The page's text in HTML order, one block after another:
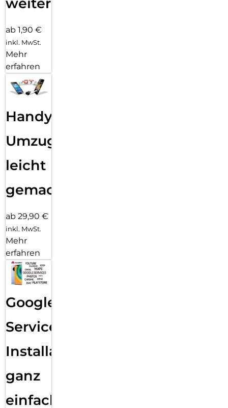
ab 1,90 €
inkl. MwSt.
Mehr
erfahren
Handy
Umzug
leicht
gemacht!
ab 29,90 €
inkl. MwSt.
Mehr
erfahren
Google
Services
Installation
ganz
einfach